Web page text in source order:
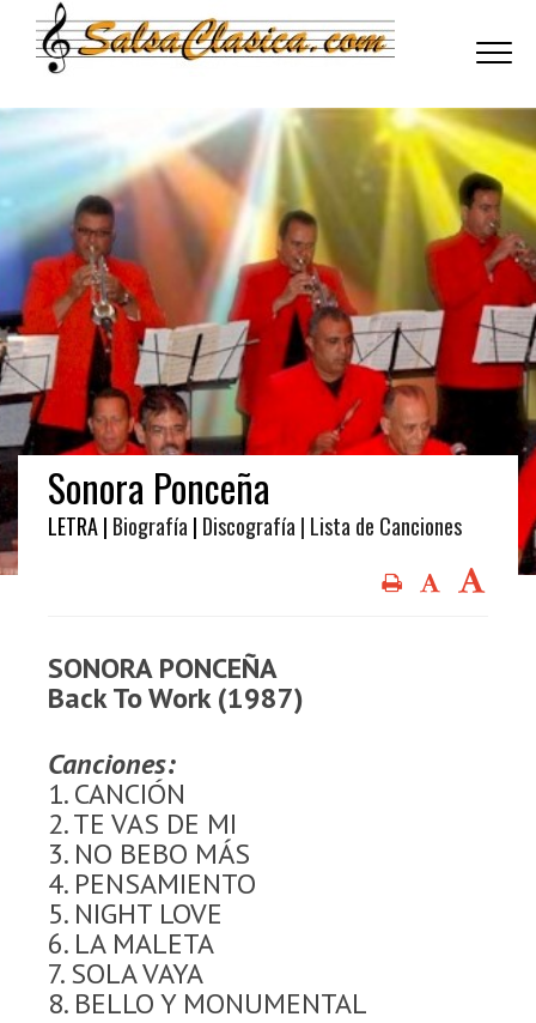
Sonora Ponceña
LETRA | Biografía | Discografía | Lista de Canciones
SONORA PONCEÑA
Back To Work (1987)
Canciones:
1. CANCIÓN
2. TE VAS DE MI
3. NO BEBO MÁS
4. PENSAMIENTO
5. NIGHT LOVE
6. LA MALETA
7. SOLA VAYA
8. BELLO Y MONUMENTAL